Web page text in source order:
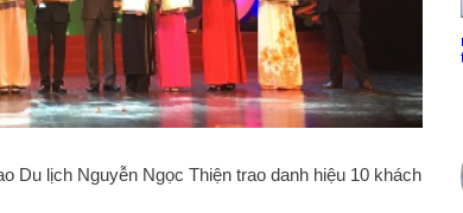
lịch Nguyễn Ngọc Thiện trao danh hiệu 10 khách